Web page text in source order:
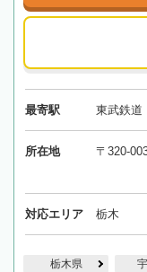
最寄駅 東武鉄道
所在地 〒320-
対応エリア 栃木
栃木県